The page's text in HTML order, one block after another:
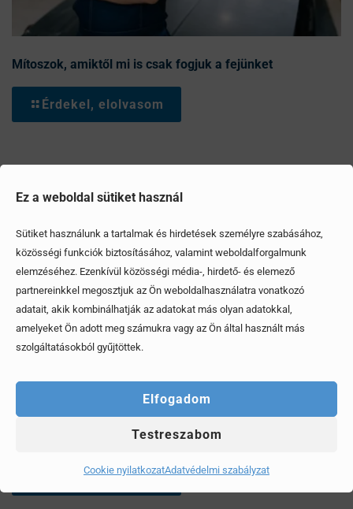
Ez a weboldal sütiket használ
Sütiket használunk a tartalmak és hirdetések személyre szabásához,
közösségi funkciók biztosításához, valamint weboldalforgalmunk
elemzéséhez. Ezenkívül közösségi média-, hirdető- és elemező
partnereinkkel megosztjuk az Ön weboldalhasználatra vonatkozó
adatait, akik kombinálhatják az adatokat más olyan adatokkal,
amelyeket Ön adott meg számukra vagy az Ön által használt más
szolgáltatásokból gyűjtöttek.
Elfogadom
Testreszabom
Cookie nyilatkozatAdatvédelmi szabályzat
Mítoszok, amiktől mi is csak fogjuk a fejünket
Érdekel, elolvasom
Mi az a 3 kérdés, amit mindenképp tegyünk fel az
eladónak mielőtt személygépkocsit veszünk?
Érdekel, elolvasom